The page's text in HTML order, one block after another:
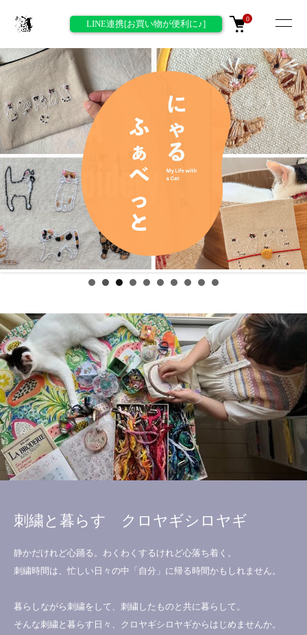
LINE連携[お買い物が便利に♪] 0
刺繍と暮らす クロヤギシロヤギ
静かだけれど心踊る。わくわくするけれど心落ち着く。
刺繍時間は、忙しい日々の中「自分」に帰る時間かもしれません。
暮らしながら刺繍をして、刺繍したものと共に暮らして。
そんな刺繍と暮らす日々、クロヤギシロヤギからはじめませんか。